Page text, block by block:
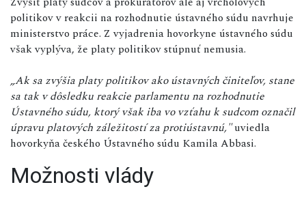
politikov v reakcii na rozhodnutie ústavného súdu navrhuje
ministerstvo práce. Z vyjadrenia hovorkyne ústavného súdu
však vyplýva, že platy politikov stúpnuť nemusia.
„Ak sa zvýšia platy politikov ako ústavných činiteľov, stane
sa tak v dôsledku reakcie parlamentu na rozhodnutie
Ústavného súdu, ktorý však iba vo vzťahu k sudcom označil
úpravu platových záležitostí za protiústavnú,"uviedla
hovorkyňa českého Ústavného súdu Kamila Abbasi.
Možnosti vlády